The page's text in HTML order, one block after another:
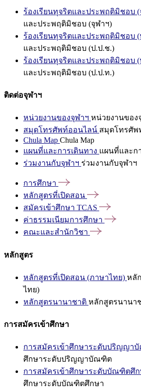
ร้องเรียนทุจริตและประพฤติมิชอบ (
และประพฤติมิชอบ (จุฬาฯ)
ร้องเรียนทุจริตและประพฤติมิชอบ
และประพฤติมิชอบ (ป.ป.ช.)
ร้องเรียนทุจริตและประพฤติมิชอบ
และประพฤติมิชอบ (ป.ป.ท.)
ติดต่อจุฬาฯ
หน่วยงานของจุฬาฯ หน่วยงานของ
สมุดโทรศัพท์ออนไลน์ สมุดโทรศัพ
Chula Map Chula Map
แผนที่และการเดินทาง แผนที่และก
ร่วมงานกับจุฬาฯ ร่วมงานกับจุฬาฯ
การศึกษา
หลักสูตรที่เปิดสอน
สมัครเข้าศึกษา TCAS
ค่าธรรมเนียมการศึกษา
คณะและสำนักวิชา
หลักสูตร
หลักสูตรที่เปิดสอน (ภาษาไทย) หลั
ไทย)
หลักสูตรนานาชาติ หลักสูตรนานา
การสมัครเข้าศึกษา
การสมัครเข้าศึกษาระดับปริญญา
ศึกษาระดับปริญญาบัณฑิต
การสมัครเข้าศึกษาระดับบัณฑิตศึ
ศึกษาระดับบัณฑิตศึกษา